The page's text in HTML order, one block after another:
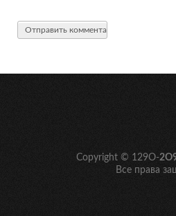
Copyright © 129O-
Все права